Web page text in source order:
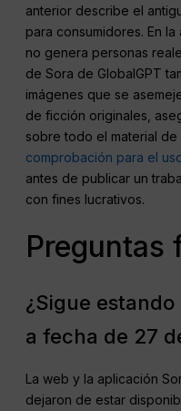
anterior describe el
para consumidores. En
no genera personas
de Sora de GlobalGPT
imágenes que se
de ficción originales,
sobre todo el material
comprobación para el
antes de publicar un
con fines lucrativos.
Preguntas
¿Sigue
a fecha de 27
La web y la aplicación
dejaron de estar